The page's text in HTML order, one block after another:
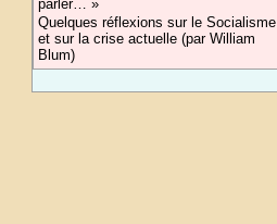
parler… »
Quelques réflexions sur le Socialisme
et sur la crise actuelle (par William
Blum)